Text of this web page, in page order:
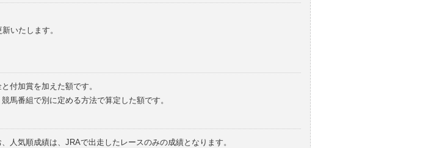
いたします。
付加賞を加えた額です。
馬番組で別に定める方法で算定した額です。
人気順成績は、JRAで出走したレースのみの成績となります。